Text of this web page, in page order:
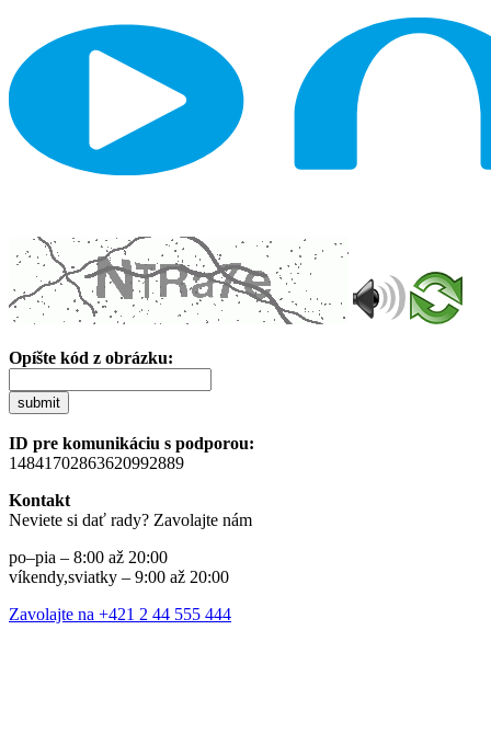
Opíšte kód z obrázku:
submit
ID pre komunikáciu s podporou:
14841702863620992889
Kontakt
Neviete si dať rady? Zavolajte nám
po–pia – 8:00 až 20:00
víkendy,sviatky – 9:00 až 20:00
Zavolajte na +421 2 44 555 444